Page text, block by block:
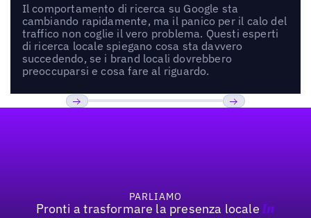
Il comportamento di ricerca su Google sta
cambiando rapidamente, ma il panico per il calo del
traffico non coglie il vero problema. Questi esperti
di ricerca locale spiegano cosa sta davvero
succedendo, se i brand locali dovrebbero
preoccuparsi e cosa fare al riguardo.
PARLIAMO
Pronti a trasformare la presenza locale In